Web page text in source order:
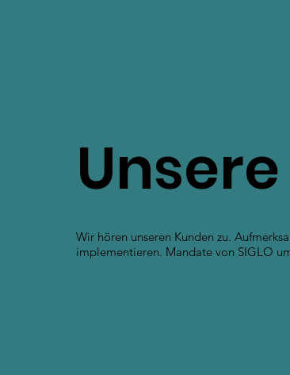
Wir hören unseren Kunden zu.
implementieren. Mandate von SIGLO